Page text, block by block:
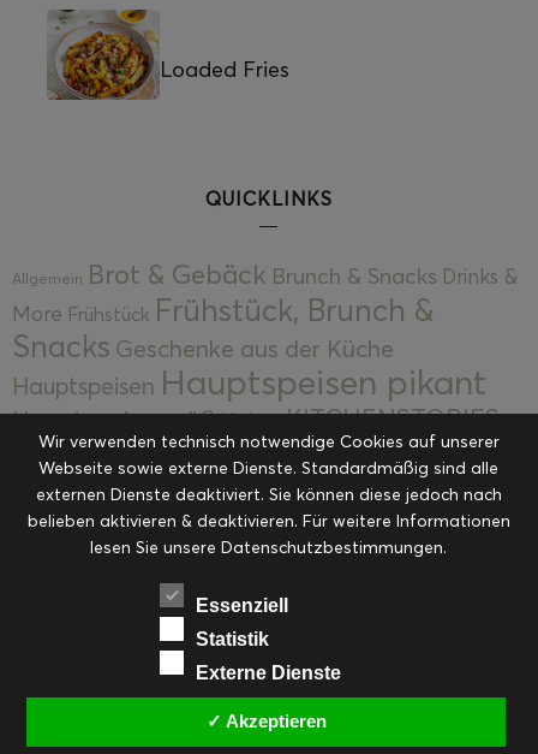
Loaded Fries
QUICKLINKS
Allgemein Brot & Gebäck Brunch & Snacks Drinks &
More Frühstück Frühstück, Brunch &
Snacks Geschenke aus der Küche
Hauptspeisen Hauptspeisen pikant
Hauptspeisen süßKekseKITCHENSTORIES
Kuchen, Torten & Desserts Kuchen und
Desserts Kulinarik Kulinarische Mitbringsel &
Eingemachtes Ohne Kategorie Ostern Resteküche
RezepteSaisonalSliderStartseite
Suppen, Salate & Vorspeisen
Vorspeisen, Salate & Suppen
Weihnachten Workshops & Events
Wir verwenden technisch notwendige Cookies auf unserer
Webseite sowie externe Dienste. Standardmäßig sind alle
externen Dienste deaktiviert. Sie können diese jedoch nach
belieben aktivieren & deaktivieren. Für weitere Informationen
lesen Sie unsere Datenschutzbestimmungen.
Essenziell
Statistik
Externe Dienste
✓ Akzeptieren